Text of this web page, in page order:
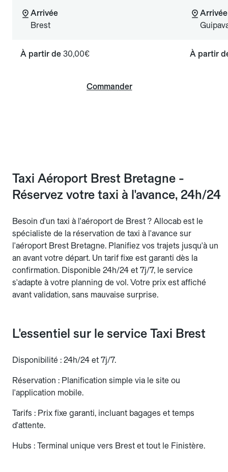
Arrivée
Brest
À partir de 30,00€
Commander
Arrivée
À partir
Taxi Aéroport Brest Bretagne -
Réservez votre taxi à l'avance, 24h/24
Besoin d'un taxi à l'aéroport de Brest ? Allocab est le
spécialiste de la réservation de taxi à l'avance sur
l'aéroport Brest Bretagne. Planifiez vos trajets jusqu'à un
an avant votre départ. Un tarif fixe est garanti dès la
confirmation. Disponible 24h/24 et 7j/7, le service
s'adapte à votre planning de vol. Votre prix est affiché
avant validation, sans mauvaise surprise.
L'essentiel sur le service Taxi Brest
Disponibilité : 24h/24 et 7j/7.
Réservation : Planification simple via le site ou
l'application mobile.
Tarifs : Prix fixe garanti, incluant bagages et temps
d'attente.
Hubs : Terminal unique vers Brest et tout le Finistère.